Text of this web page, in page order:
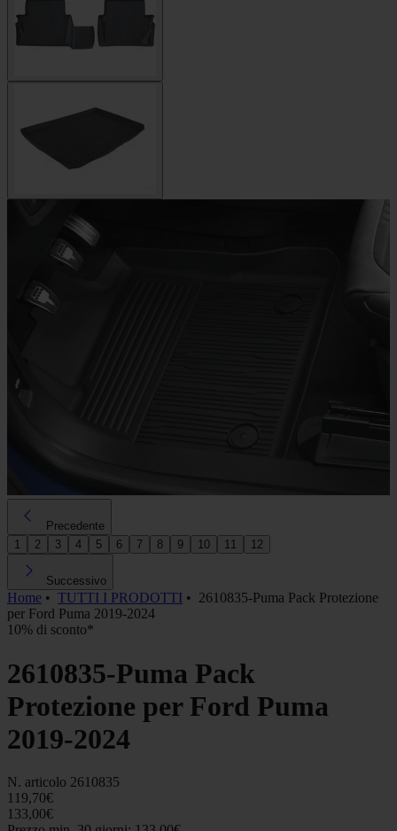
Precedente
1
2 3 4 5 6 7 8 9 10 11 12
Successivo
Home • TUTTI I PRODOTTI • 2610835-Puma Pack Protezione
per Ford Puma 2019-2024
10% di sconto*
2610835-Puma Pack
Protezione per Ford Puma
2019-2024
N. articolo 2610835
119,70€
133,00€